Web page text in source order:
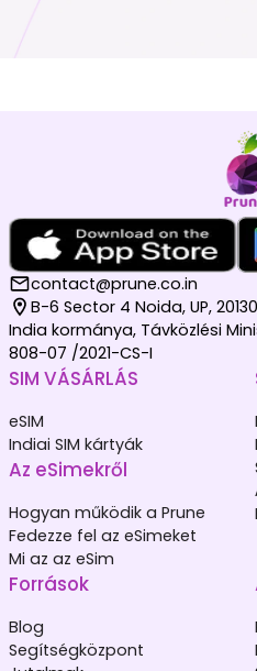
contact@prune.co.in
B-6 Sector 4 Noida, UP,
India kormánya, Távközlési
808-07 /2021-CS-I
SIM VÁSÁRLÁS
eSIM
Indiai SIM kártyák
Az eSimekről
Hogyan működik a Prune
Fedezze fel az eSimeket
Mi az az eSim
Források
Blog
Segítségközpont